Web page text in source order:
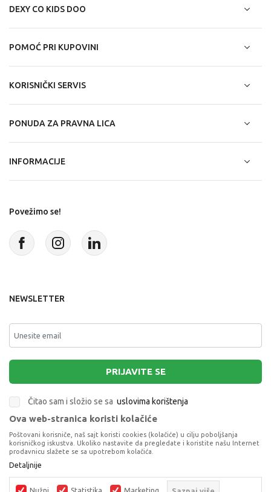
83332 CAT SET ZA IGRU MALI STROJEVI
STORE-N-GO
VOZILA SETOVI
DEXY CO KIDS DOO
POMOĆ PRI KUPOVINI
KORISNIČKI SERVIS
PONUDA ZA PRAVNA LICA
INFORMACIJE
Povežimo se!
NEWSLETTER
PRIJAVITE SE
Čitao sam i složio se sa uslovima korištenja
Terms of Service
apply.
Ova web-stranica koristi kolačiće
Poštovani korisniče, naš sajt koristi cookies (kolačiće) u cilju poboljšanja
korisničkog iskustva. Ukoliko nastavite da pregledate i koristite našu Internet
prodavnicu slažete se sa upotrebom kolačića.
Detaljnije